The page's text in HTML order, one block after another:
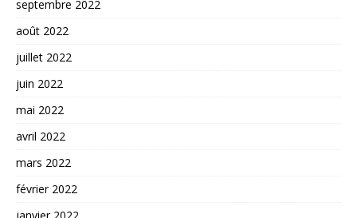
septembre 2022
août 2022
juillet 2022
juin 2022
mai 2022
avril 2022
mars 2022
février 2022